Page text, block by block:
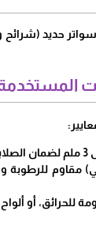
حديد
للرطوبة